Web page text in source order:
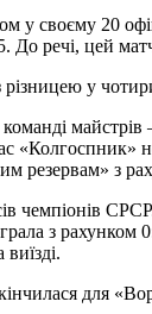
у своєму 20
До речі, цей
у
«Колгоспник»
резервам» з
чемпіонів
з рахунком
для